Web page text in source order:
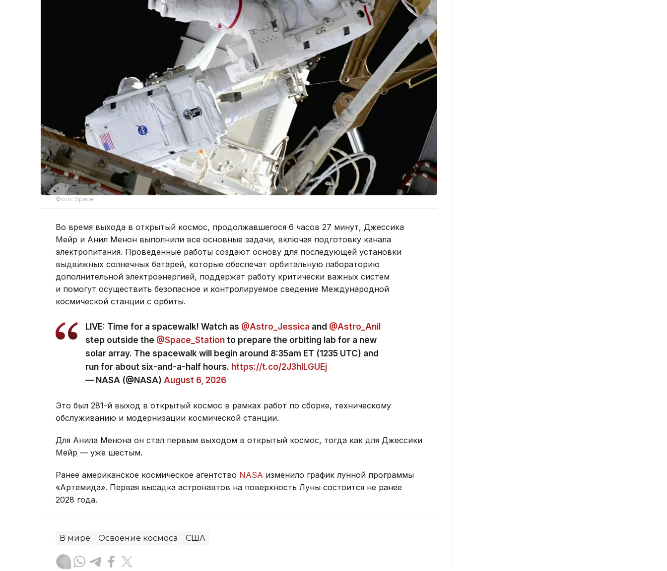
Фото: Space
Во время выхода в открытый космос, продолжавшегося 6 часов 27 минут, Джессика
Мейр и Анил Менон выполнили все основные задачи, включая подготовку канала
электропитания. Проведенные работы создают основу для последующей установки
выдвижных солнечных батарей, которые обеспечат орбитальную лабораторию
дополнительной электроэнергией, поддержат работу критически важных систем
и помогут осуществить безопасное и контролируемое сведение Международной
космической станции с орбиты.
LIVE: Time for a spacewalk! Watch as @Astro_Jessica and @Astro_Anil
step outside the @Space_Station to prepare the orbiting lab for a new
solar array. The spacewalk will begin around 8:35am ET (1235 UTC) and
run for about six-and-a-half hours. https://t.co/2J3hlLGUEj
— NASA (@NASA) August 6, 2026
Это был 281-й выход в открытый космос в рамках работ по сборке, техническому
обслуживанию и модернизации космической станции.
Для Анила Менона он стал первым выходом в открытый космос, тогда как для Джессики
Мейр — уже шестым.
Ранее американское космическое агентство NASA изменило график лунной программы
«Артемида». Первая высадка астронавтов на поверхность Луны состоится не ранее
2028 года.
В мире Освоение космоса США